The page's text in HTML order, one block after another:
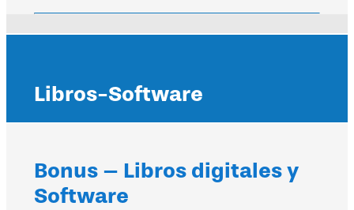
Libros-Software
Bonus – Libros digitales y
Software